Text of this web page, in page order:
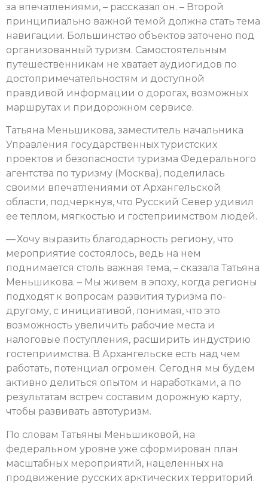
за впечатлениями, – рассказал он. – Второй
принципиально важной темой должна стать тема
навигации. Большинство объектов заточено под
организованный туризм. Самостоятельным
путешественникам не хватает аудиогидов по
достопримечательностям и доступной
правдивой информации о дорогах, возможных
маршрутах и придорожном сервисе.
Татьяна Меньшикова, заместитель начальника
Управления государственных туристских
проектов и безопасности туризма Федерального
агентства по туризму (Москва), поделилась
своими впечатлениями от Архангельской
области, подчеркнув, что Русский Север удивил
ее теплом, мягкостью и гостеприимством людей.
— Хочу выразить благодарность региону, что
мероприятие состоялось, ведь на нем
поднимается столь важная тема, – сказала Татьяна
Меньшикова. – Мы живем в эпоху, когда регионы
подходят к вопросам развития туризма по-
другому, с инициативой, понимая, что это
возможность увеличить рабочие места и
налоговые поступления, расширить индустрию
гостеприимства. В Архангельске есть над чем
работать, потенциал огромен. Сегодня мы будем
активно делиться опытом и наработками, а по
результатам встреч составим дорожную карту,
чтобы развивать автотуризм.
По словам Татьяны Меньшиковой, на
федеральном уровне уже сформирован план
масштабных мероприятий, нацеленных на
продвижение русских арктических территорий.